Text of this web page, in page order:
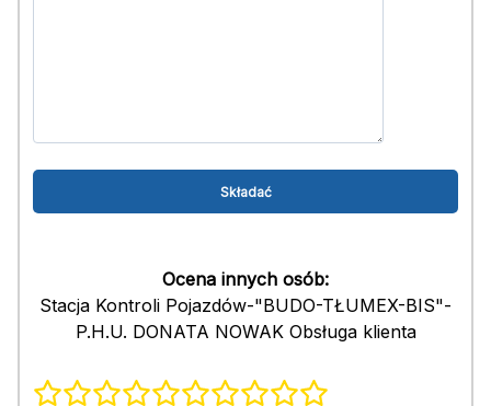
Ocena innych osób:
Stacja Kontroli Pojazdów-"BUDO-TŁUMEX-BIS"-
P.H.U. DONATA NOWAK Obsługa klienta